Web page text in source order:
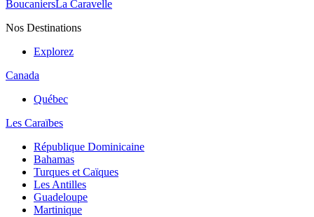
BoucaniersLa Caravelle
Nos Destinations
Explorez
Canada
Québec
Les Caraïbes
République Dominicaine
Bahamas
Turques et Caïques
Les Antilles
Guadeloupe
Martinique